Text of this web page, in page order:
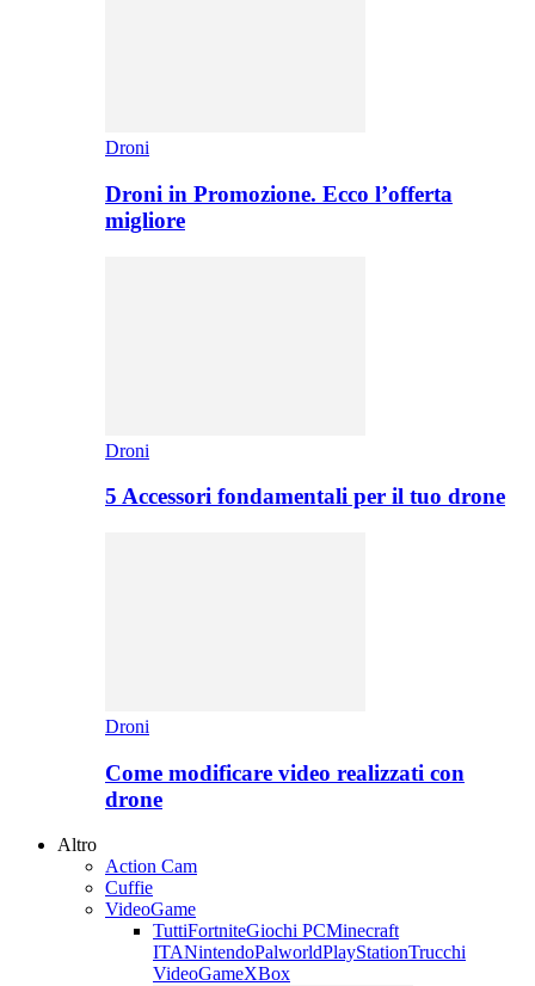
Droni
Droni in Promozione. Ecco l’offerta
migliore
Droni
5 Accessori fondamentali per il tuo drone
Droni
Come modificare video realizzati con
drone
Altro
Action Cam
Cuffie
VideoGame
TuttiFortniteGiochi PCMinecraft
ITANintendoPalworldPlayStationTrucchi
VideoGameXBox